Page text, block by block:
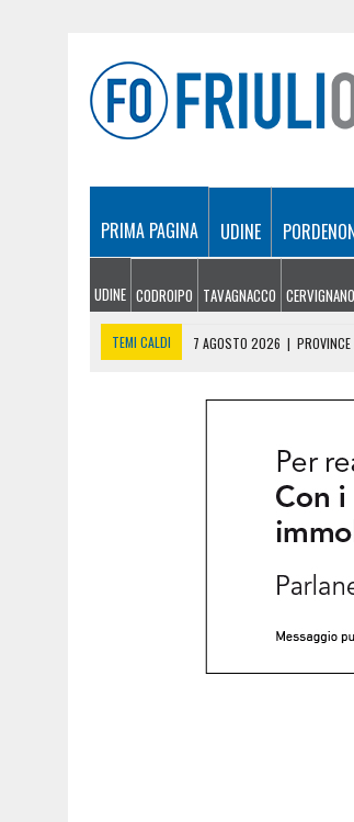
PRIMA PAGINA UDINE
UDINE CODROIPO TAVAGNACCO CERVIGNANO
TEMI CALDI 7 AGOSTO 2026 |
TRUFFE AGLI ANZIANI
FVG CUP, UDINE